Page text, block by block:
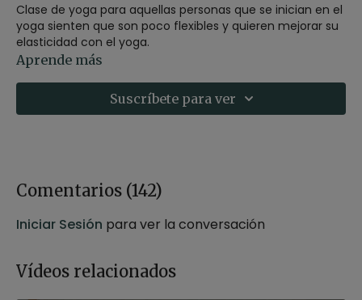
Clase de yoga para aquellas personas que se inician en el
yoga sienten que son poco flexibles y quieren mejorar su
elasticidad con el yoga.
hanumanasana. Repite la clase varias veces para notar
Nivel: principiantes
Material: bloque opcional
: flexibilidad
Contenido relacionado: 21 días para ganar flexibilidad de
Aprende más
Suscríbete para ver
Comentarios (142)
Iniciar Sesión para ver la conversación
Vídeos relacionados